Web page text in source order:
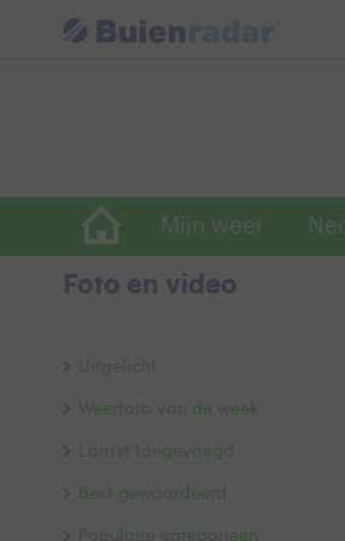
Mijn weer
Foto en video
Uitgelicht
Weerfoto van de week
Laatst toegevoegd
Best gewaardeerd
Populaire categorieën